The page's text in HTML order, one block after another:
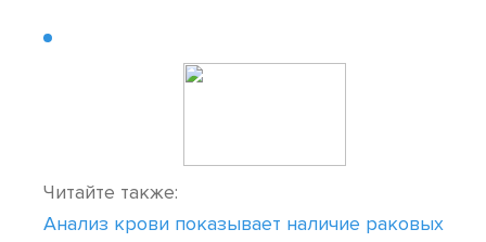
Читайте также:
Анализ крови показывает наличие раковых